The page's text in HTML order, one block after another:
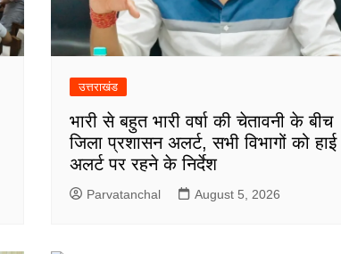
उत्तराखंड
भारी से बहुत भारी वर्षा की चेतावनी के बीच
जिला प्रशासन अलर्ट, सभी विभागों को हाई
अलर्ट पर रहने के निर्देश
Parvatanchal August 5, 2026